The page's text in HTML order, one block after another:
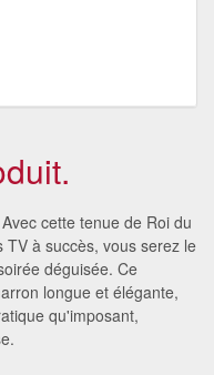
cette tenue de Roi du
à succès, vous serez le
déguisée. Ce
longue et élégante,
qu'imposant,